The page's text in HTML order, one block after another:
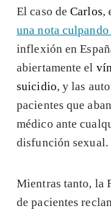
El caso deCarlos,
una nota
inflexión en
abiertamente el
suicidio, y las
pacientes que
médico ante
disfunción sexual.
Mientras tanto, la
de pacientes